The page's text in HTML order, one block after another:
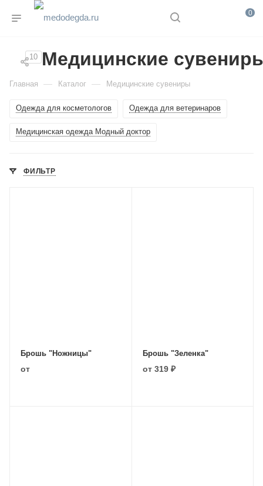
0
Медицинские
10
Главная — Каталог — Медицинские сувениры
Одежда для косметологов Одежда для ветеринаров
Медицинская одежда Модный доктор
ФИЛЬТР
Брошь "Ножницы"
от
Брошь "Зеленка"
от 319 ₽